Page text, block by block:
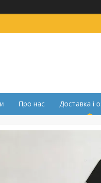
Про нас Доставка і